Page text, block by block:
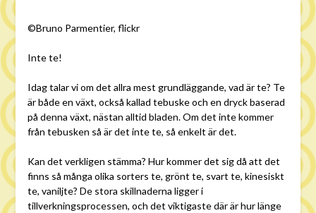
©Bruno Parmentier, flickr
Inte te!
Idag talar vi om det allra mest grundläggande, vad är te? Te
är både en växt, också kallad tebuske och en dryck baserad
på denna växt, nästan alltid bladen. Om det inte kommer
från tebusken så är det inte te, så enkelt är det.
Kan det verkligen stämma? Hur kommer det sig då att det
finns så många olika sorters te, grönt te, svart te, kinesiskt
te, vaniljte? De stora skillnaderna ligger i
tillverkningsprocessen, och det viktigaste där är hur länge